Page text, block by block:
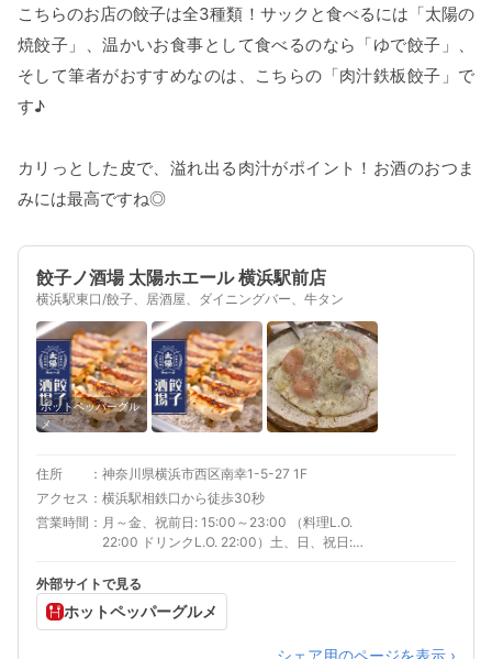
こちらのお店の餃子は全3種類！サックと食べるには「太陽の
焼餃子」、温かいお食事として食べるのなら「ゆで餃子」、
そして筆者がおすすめなのは、こちらの「肉汁鉄板餃子」で
す♪
カリっとした皮で、溢れ出る肉汁がポイント！お酒のおつま
みには最高ですね◎
餃子ノ酒場 太陽ホエール 横浜駅前店
横浜駅東口/餃子、居酒屋、ダイニングバー、牛タン
ホットペッパーグル
メ
住所
神奈川県横浜市西区南幸1-5-27 1F
アクセス
横浜駅相鉄口から徒歩30秒
営業時間
月～金、祝前日: 15:00～23:00 （料理L.O.
22:00 ドリンクL.O. 22:00）土、日、祝日:
22:00）
外部サイトで見る
ホットペッパーグルメ
シェア用のページを表示 ›